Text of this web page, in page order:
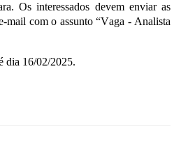
. Os interessados devem enviar as
mail com o assunto “Vaga - Analista
dia 16/02/2025.